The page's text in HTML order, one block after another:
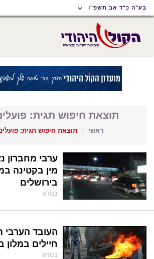
תפריט
נגישות
תפריט
ראשי
תוכן
ראשי
בע"ה כ"ד אב תשפ"ו
תוצאת חיפוש תגית:
ראשי תוצאת חיפוש תגית:
ערבי מחברון
מין בקטינה
בירושלים
בטחון
העובד הערבי
חיילים במלון
בטחון